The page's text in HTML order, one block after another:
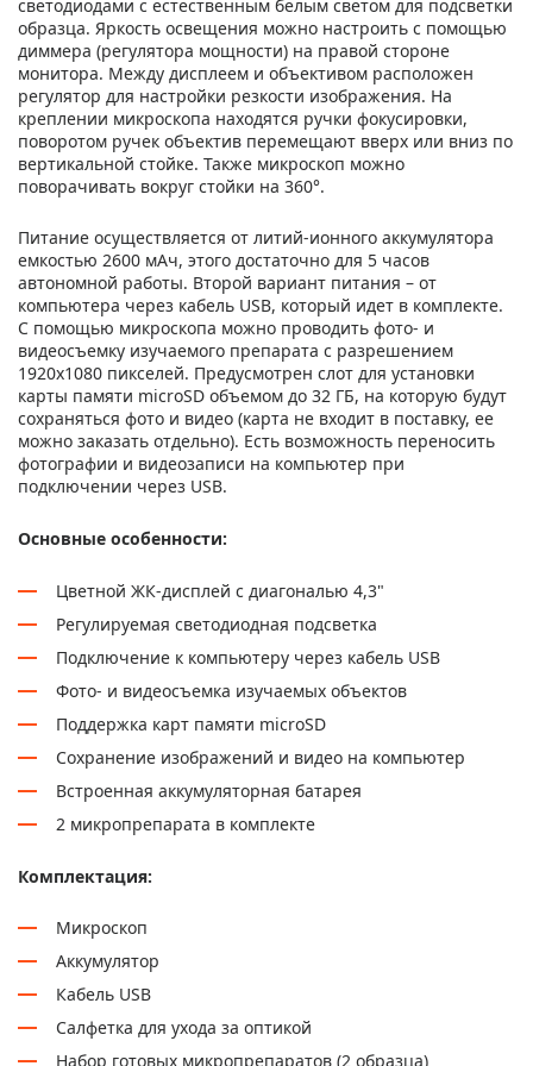
светодиодами с естественным белым светом для подсветки
образца. Яркость освещения можно настроить с помощью
диммера (регулятора мощности) на правой стороне
монитора. Между дисплеем и объективом расположен
регулятор для настройки резкости изображения. На
креплении микроскопа находятся ручки фокусировки,
поворотом ручек объектив перемещают вверх или вниз по
вертикальной стойке. Также микроскоп можно
поворачивать вокруг стойки на 360°.
Питание осуществляется от литий-ионного аккумулятора
емкостью 2600 мАч, этого достаточно для 5 часов
автономной работы. Второй вариант питания – от
компьютера через кабель USB, который идет в комплекте.
С помощью микроскопа можно проводить фото- и
видеосъемку изучаемого препарата с разрешением
1920х1080 пикселей. Предусмотрен слот для установки
карты памяти microSD объемом до 32 ГБ, на которую будут
сохраняться фото и видео (карта не входит в поставку, ее
можно заказать отдельно). Есть возможность переносить
фотографии и видеозаписи на компьютер при
подключении через USB.
Основные особенности:
Цветной ЖК-дисплей с диагональю 4,3"
Регулируемая светодиодная подсветка
Подключение к компьютеру через кабель USB
Фото- и видеосъемка изучаемых объектов
Поддержка карт памяти microSD
Сохранение изображений и видео на компьютер
Встроенная аккумуляторная батарея
2 микропрепарата в комплекте
Комплектация:
Микроскоп
Аккумулятор
Кабель USB
Салфетка для ухода за оптикой
Набор готовых микропрепаратов (2 образца)